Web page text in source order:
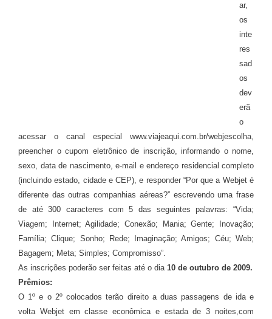
ar,
os
inte
res
sad
os
dev
erã
o
acessar o canal especial www.viajeaqui.com.br/webjescolha,
preencher o cupom eletrônico de inscrição, informando o nome,
sexo, data de nascimento, e-mail e endereço residencial completo
(incluindo estado, cidade e CEP), e responder “Por que a Webjet é
diferente das outras companhias aéreas?” escrevendo uma frase
de até 300 caracteres com 5 das seguintes palavras: “Vida;
Viagem; Internet; Agilidade; Conexão; Mania; Gente; Inovação;
Família; Clique; Sonho; Rede; Imaginação; Amigos; Céu; Web;
Bagagem; Meta; Simples; Compromisso”.
As inscrições poderão ser feitas até o dia 10 de outubro de 2009.
Prêmios:
O 1º e o 2º colocados terão direito a duas passagens de ida e
volta Webjet em classe econômica e estada de 3 noites,com